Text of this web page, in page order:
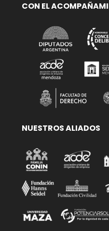
CON EL
NUESTROS ALIADOS